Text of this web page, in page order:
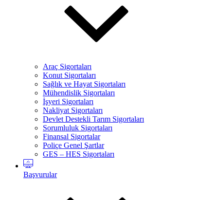
Araç Sigortaları
Konut Sigortaları
Sağlık ve Hayat Sigortaları
Mühendislik Sigortaları
İşyeri Sigortaları
Nakliyat Sigortaları
Devlet Destekli Tarım Sigortaları
Sorumluluk Sigortaları
Finansal Sigortalar
Poliçe Genel Şartlar
GES – HES Sigortaları
Başvurular